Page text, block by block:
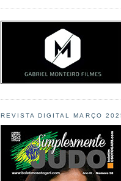
REVISTA DIGITAL MARÇO